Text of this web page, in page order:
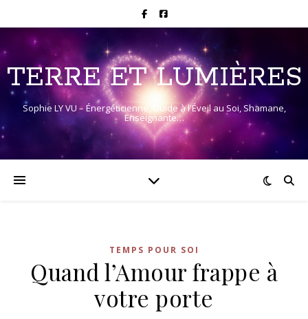
TERRE ET LUMIÈRES
Sophie LY VU – Énergéticienne, Guide à l'Éveil au Soi, Shamane,
Enseignante…
TEMPS POUR SOI
Quand l’Amour frappe à
votre porte